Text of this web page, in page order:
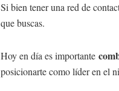
Si bien tener una red de
que buscas.
Hoy en día es importante
posicionarte como líder en el